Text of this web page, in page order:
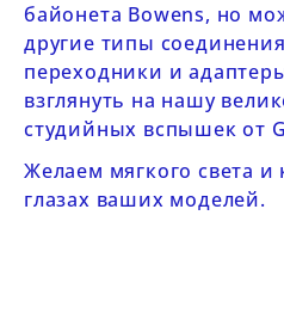
байонета Bowens, но
другие типы
переходники и
взглянуть на нашу
студийных вспышек от
Желаем мягкого света и
глазах ваших моделей.